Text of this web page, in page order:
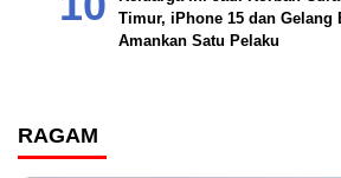
Timur, iPhone 15 dan Gelang
Amankan Satu Pelaku
RAGAM